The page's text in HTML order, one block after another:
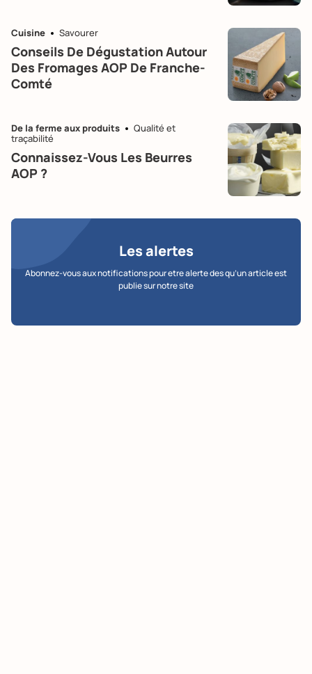
Cuisine Savourer
Conseils De Dégustation Autour
Des Fromages AOP De Franche-
Comté
De la ferme aux produits
Qualité et
traçabilité
Connaissez-Vous Les Beurres
AOP ?
Les alertes
Abonnez-vous aux notifications pour etre alerte des qu’un article est
publie sur notre site